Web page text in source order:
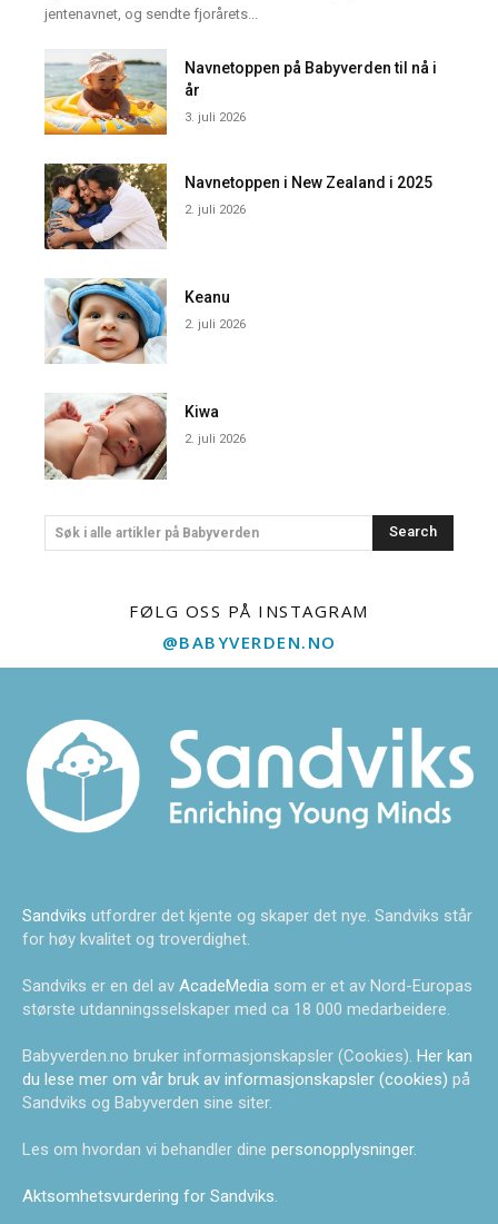
jentenavnet, og sendte fjorårets...
Navnetoppen på Babyverden til nå i
år
3. juli 2026
Navnetoppen i New Zealand i 2025
2. juli 2026
Keanu
2. juli 2026
Kiwa
2. juli 2026
Søk i alle artikler på Babyverden Search
FØLG OSS PÅ INSTAGRAM
@BABYVERDEN.NO
Sandviks utfordrer det kjente og skaper det nye. Sandviks står
for høy kvalitet og troverdighet.
Sandviks er en del av AcadeMedia som er et av Nord-Europas
største utdanningsselskaper med ca 18 000 medarbeidere.
Babyverden.no bruker informasjonskapsler (Cookies). Her kan
du lese mer om vår bruk av informasjonskapsler (cookies) på
Sandviks og Babyverden sine siter.
Les om hvordan vi behandler dine personopplysninger.
Aktsomhetsvurdering for Sandviks.